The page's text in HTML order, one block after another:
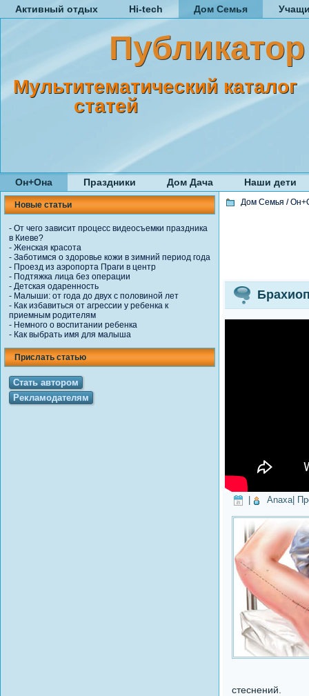
Активный отдых Hi-tech Дом Семья
Публикатор
Мультитематический каталог
статей
Он+Она Праздники Дом Дача Наши дети
Новые статьи
- От чего зависит процесс видеосъемки праздника
в Киеве?
- Женская красота
- Заботимся о здоровье кожи в зимний период года
- Проезд из аэропорта Праги в центр
- Подтяжка лица без операции
- Детская одаренность
- Малыши: от года до двух с половиной лет
- Как избавиться от агрессии у ребенка к
приемным родителям
- Немного о воспитании ребенка
- Как выбрать имя для малыша
Прислать статью
Стать автором
Рекламодателям
Дом Семья /
Anaxa|
стеснений.